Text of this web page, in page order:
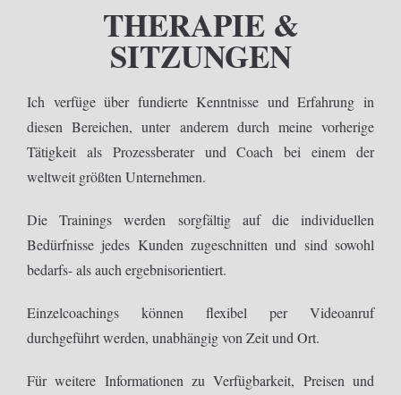
THERAPIE &
SITZUNGEN
Ich verfüge über fundierte Kenntnisse und Erfahrung in
diesen Bereichen, unter anderem durch meine vorherige
Tätigkeit als Prozessberater und Coach bei einem der
weltweit größten Unternehmen.
Die Trainings werden sorgfältig auf die individuellen
Bedürfnisse jedes Kunden zugeschnitten und sind sowohl
bedarfs- als auch ergebnisorientiert.
Einzelcoachings können flexibel per Videoanruf
durchgeführt werden, unabhängig von Zeit und Ort.
Für weitere Informationen zu Verfügbarkeit, Preisen und